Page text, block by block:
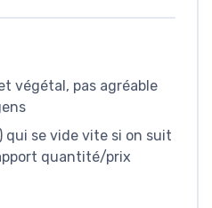
végétal, pas agréable
qui se vide vite si on suit
quantité/prix